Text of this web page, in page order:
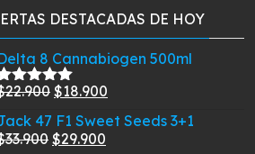
DESTACADAS DE HOY
8 Cannabiogen 500ml
22.900 El
precio
original
$18.900
precio
47 F1 Sweet Seeds 3+1
33.900 El
$29.900